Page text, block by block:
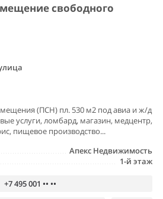
свободного
(ПСН) пл. 530 м2 под авиа и ж/д
услуги, ломбард, магазин, медцентр,
пищевое производство...
Апекс Недвижимость
1-й этаж
+7 495 001 •• ••